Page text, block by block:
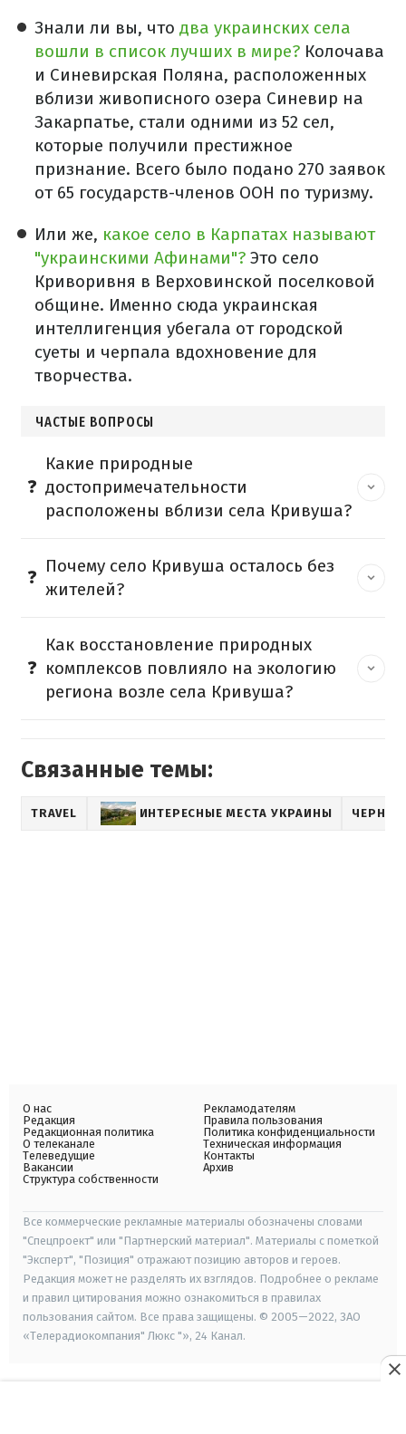
Знали ли вы, что два украинских села
вошли в список лучших в мире? Колочава
и Синевирская Поляна, расположенных
вблизи живописного озера Синевир на
Закарпатье, стали одними из 52 сел,
которые получили престижное
признание. Всего было подано 270 заявок
от 65 государств-членов ООН по туризму.
Или же, какое село в Карпатах называют
"украинскими Афинами"? Это село
Криворивня в Верховинской поселковой
общине. Именно сюда украинская
интеллигенция убегала от городской
суеты и черпала вдохновение для
творчества.
ЧАСТЫЕ ВОПРОСЫ
Какие природные
достопримечательности
расположены вблизи села Кривуша?
Почему село Кривуша осталось без
жителей?
Как восстановление природных
комплексов повлияло на экологию
региона возле села Кривуша?
Связанные темы:
TRAVEL ИНТЕРЕСНЫЕ МЕСТА УКРАИНЫ
О нас
Редакция
Редакционная политика
О телеканале
Телеведущие
Вакансии
Структура собственности
Рекламодателям
Правила пользования
Политика конфиденциальности
Техническая информация
Контакты
Архив
Все коммерческие рекламные материалы обозначены словами
"Спецпроект" или "Партнерский материал". Материалы с пометкой
"Эксперт", "Позиция" отражают позицию авторов и героев.
Редакция может не разделять их взглядов. Подробнее о рекламе
и правил цитирования можно ознакомиться в правилах
пользования сайтом. Все права защищены. © 2005—2022, ЗАО
«Телерадиокомпания" Люкс "», 24 Канал.